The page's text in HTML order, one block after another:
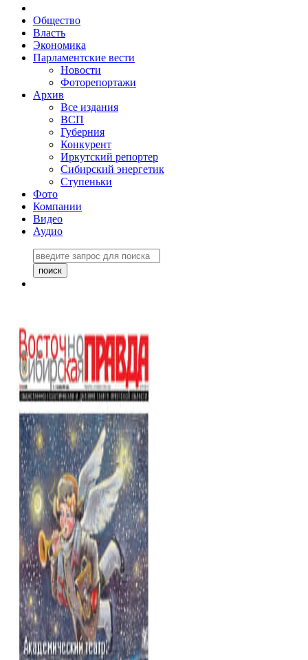
Общество
Власть
Экономика
Парламентские вести
Новости
Фоторепортажи
Архив
Все издания
ВСП
Губерния
Конкурент
Иркутский репортер
Сибирский энергетик
Ступеньки
Фото
Компании
Видео
Аудио